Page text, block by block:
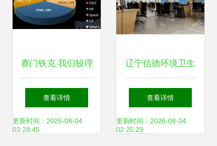
赛门铁克 我们较理
解备份的灵魂
查看详情
更新时间：2026-08-04
03:28:45
辽宁信德环境卫生
技术服务 专业高效
的技术咨询引领环
查看详情
更新时间：2026-08-04
02:25:23